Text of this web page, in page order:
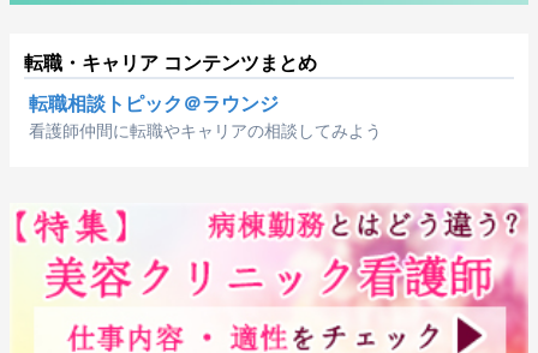
転職・キャリア コンテンツまとめ
転職相談トピック＠ラウンジ
看護師仲間に転職やキャリアの相談してみよう